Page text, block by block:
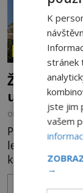
ZÁHADY HISTORIE
Železný
už 1 600
OD HELENA
Představa, že
let zrezivět,
komplexu
železný sloup,
počasí s jen
K
stránek
jste jim
vašem
→